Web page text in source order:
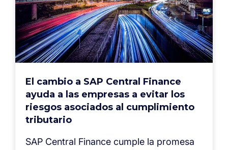
El cambio a SAP Central Finance
ayuda a las empresas a evitar los
riesgos asociados al cumplimiento
tributario
SAP Central Finance cumple la promesa